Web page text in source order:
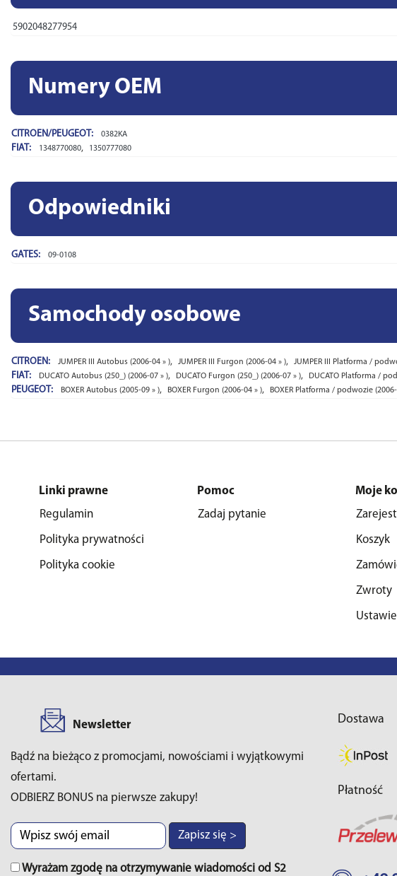
5902048277954
Numery OEM
CITROEN/PEUGEOT: 0382KA
FIAT: 1348770080, 1350777080
Odpowiedniki
GATES: 09-0108
Samochody osobowe
CITROEN: JUMPER III Autobus (2006-04 » ), JUMPER III Furgon (2006-04 » ), JUMPER III Platforma /
FIAT: DUCATO Autobus (250_) (2006-07 » ), DUCATO Furgon (250_) (2006-07 » ), DUCATO Platforma /
PEUGEOT: BOXER Autobus (2005-09 » ), BOXER Furgon (2006-04 » ), BOXER Platforma / podwozie
Linki prawne
Regulamin
Polityka prywatności
Polityka cookie
Pomoc
Zadaj pytanie
Moje
Koszyk
Zwroty
Newsletter
Bądź na bieżąco z promocjami, nowościami i wyjątkowymi
ofertami.
ODBIERZ BONUS na pierwsze zakupy!
Zapisz się >
Wyrażam zgodę na otrzymywanie wiadomości od S2
Dostawa
Płatność